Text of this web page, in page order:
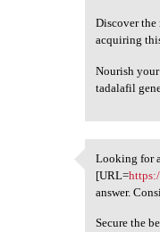
Discover
acquiring
Nourish
tadalafil
Looking
Looking for
[URL=
answer.
Secure the